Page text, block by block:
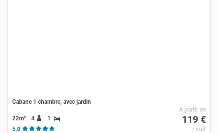
Cabane 1 chambre, avec jardin
22m² 4
1
5.0
À partir de
119 €
/ nuit